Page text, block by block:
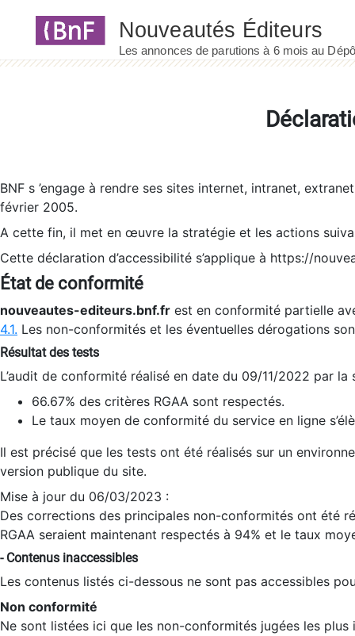
BNF s ’engage à rendre ses sites internet, intranet,
février 2005.
A cette fin, il met en œuvre la stratégie et les actions
Cette déclaration d’accessibilité s’applique à https://
État de conformité
nouveautes-editeurs.bnf.fr est en conformité partielle
4.1. Les non-conformités et les éventuelles dérogations
Résultat des tests
L’audit de conformité réalisé en date du 09/11/2022 par
66.67% des critères RGAA sont respectés.
Le taux moyen de conformité du service en ligne
Il est précisé que les tests ont été réalisés sur un
version publique du site.
Mise à jour du 06/03/2023 :
Des corrections des principales non-conformités ont été
RGAA seraient maintenant respectés à 94% et le taux
- Contenus inaccessibles
Les contenus listés ci-dessous ne sont pas accessibles
Non conformité
Ne sont listées ici que les non-conformités jugées les